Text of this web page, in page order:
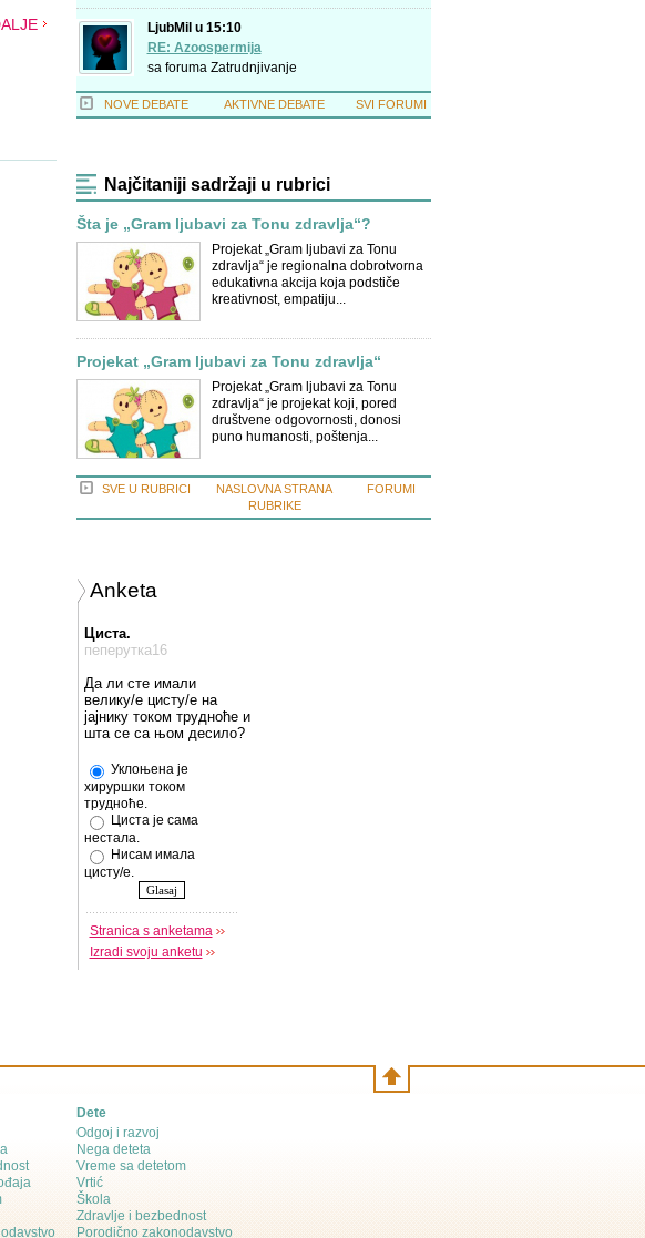
LjubMil u 15:10
RE: Azoospermija
sa foruma Zatrudnjivanje
NOVE DEBATE AKTIVNE DEBATE SVI FORUMI
Najčitaniji sadržaji u rubrici
Šta je „Gram ljubavi za Tonu zdravlja“?
Projekat „Gram ljubavi za Tonu
zdravlja“ je regionalna dobrotvorna
edukativna akcija koja podstiče
kreativnost, empatiju...
Projekat „Gram ljubavi za Tonu zdravlja“
Projekat „Gram ljubavi za Tonu
zdravlja“ je projekat koji, pored
društvene odgovornosti, donosi
puno humanosti, poštenja...
SVE U RUBRICI
NASLOVNA STRANA
RUBRIKE
FORUMI
Anketa
Циста.
пеперутка16
Да ли сте имали
велику/е цисту/е на
јајнику током трудноће и
шта се са њом десило?
Уклоњена је
хируршки током
трудноће.
Циста је сама
нестала.
Нисам имала
цисту/е.
Stranica s anketama
Izradi svoju anketu
Dete
Odgoj i razvoj
Nega deteta
Vreme sa detetom
Vrtić
Škola
Zdravlje i bezbednost
Porodično zakonodavstvo